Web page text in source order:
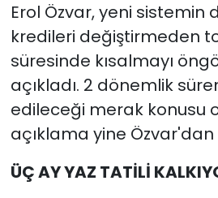
Erol Özvar, yeni sistemin
kredileri değiştirmeden
süresinde kısalmayı
açıkladı. 2 dönemlik
edileceği merak konusu
açıklama yine Özvar'dan
ÜÇ AY YAZ TATİLİ